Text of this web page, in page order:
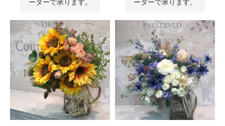
ーダーで承ります。
ーダーで承ります。